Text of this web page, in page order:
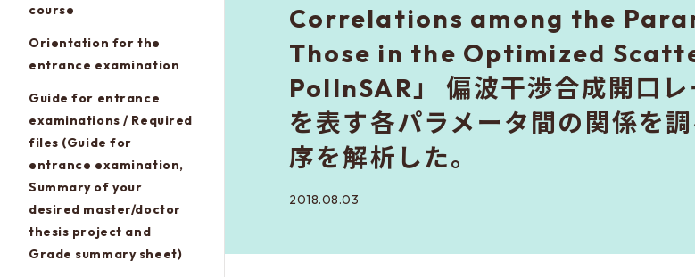
course
Orientation for the
entrance examination
Guide for entrance
examinations / Required
files (Guide for
entrance examination,
Summary of your
desired master/doctor
thesis project and
Grade summary sheet)
Correlations among the
Those in the Optimized
PolInSAR」 偏波干渉合成開口
を表す各パラメータ間の関係を
序を解析した。
2018.08.03